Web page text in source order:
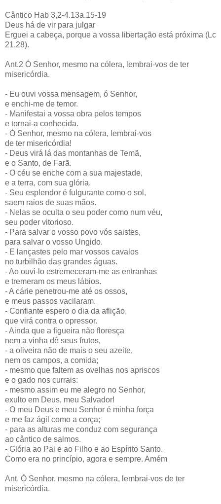
Cântico Hab 3,2-4.13a.15-19
Deus há de vir para julgar
Erguei a cabeça, porque a vossa libertação está próxima (Lc
21,28).
Ant.2 Ó Senhor, mesmo na cólera, lembrai-vos de ter
misericórdia.
- Eu ouvi vossa mensagem, ó Senhor,
e enchi-me de temor.
- Manifestai a vossa obra pelos tempos
e tornai-a conhecida.
- Ó Senhor, mesmo na cólera, lembrai-vos
de ter misericórdia!
- Deus virá lá das montanhas de Temã,
e o Santo, de Farã.
- O céu se enche com a sua majestade,
e a terra, com sua glória.
- Seu esplendor é fulgurante como o sol,
saem raios de suas mãos.
- Nelas se oculta o seu poder como num véu,
seu poder vitorioso.
- Para salvar o vosso povo vós saistes,
para salvar o vosso Ungido.
- E lançastes pelo mar vossos cavalos
no turbilhão das grandes águas.
- Ao ouvi-lo estremeceram-me as entranhas
e tremeram os meus lábios.
- A cárie penetrou-me até os ossos,
e meus passos vacilaram.
- Confiante espero o dia da aflição,
que virá contra o opressor.
- Ainda que a figueira não floresça
nem a vinha dê seus frutos,
- a oliveira não de mais o seu azeite,
nem os campos, a comida;
- mesmo que faltem as ovelhas nos apriscos
e o gado nos currais:
- mesmo assim eu me alegro no Senhor,
exulto em Deus, meu Salvador!
- O meu Deus e meu Senhor é minha força
e me faz ágil como a corça;
- para as alturas me conduz com segurança
ao cântico de salmos.
- Glória ao Pai e ao Filho e ao Espírito Santo.
Como era no princípio, agora e sempre. Amém
Ant. Ó Senhor, mesmo na cólera, lembrai-vos de ter
misericórdia.